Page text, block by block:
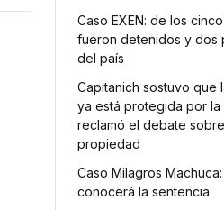
Caso EXEN: de los
fueron detenidos y dos
del país
Capitanich sostuvo que
ya está protegida por la
reclamó el debate
propiedad
Caso Milagros
conocerá la sentencia